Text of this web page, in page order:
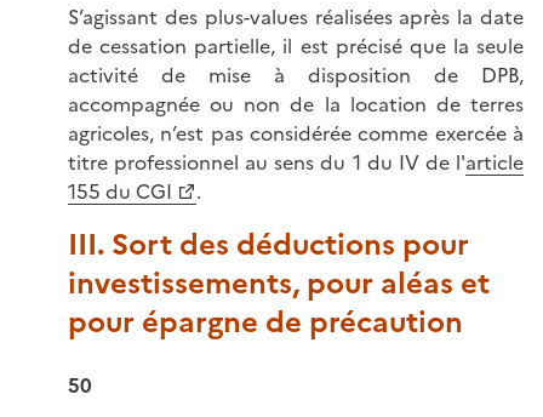
S’agissant des plus-values réalisées après la date
de cessation partielle, il est précisé que la seule
activité de mise à disposition de DPB,
accompagnée ou non de la location de terres
agricoles, n’est pas considérée comme exercée à
titre professionnel au sens du 1 du IV de l'article
155 du CGI
.
III. Sort des déductions pour
investissements, pour aléas et
pour épargne de précaution
50